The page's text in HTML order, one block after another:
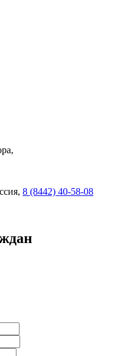
8 (8442) 40-58-08